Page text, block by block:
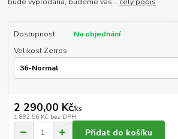
bude vyprodána, budeme vás... celý popis
Dostupnost
Na objednání
Velikost Zerres
2 290,00 Kč/ks
1 892,56 Kč bez DPH
Přidat do košíku